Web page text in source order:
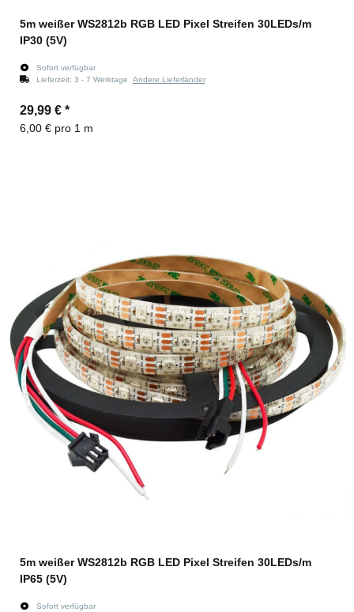
5m weißer WS2812b RGB LED Pixel Streifen 30LEDs/m
IP30 (5V)
Sofort verfügbar
Lieferzeit: 3 - 7 Werktage Andere Lieferländer
29,99 € *
6,00 € pro 1 m
5m weißer WS2812b RGB LED Pixel Streifen 30LEDs/m
IP65 (5V)
Sofort verfügbar